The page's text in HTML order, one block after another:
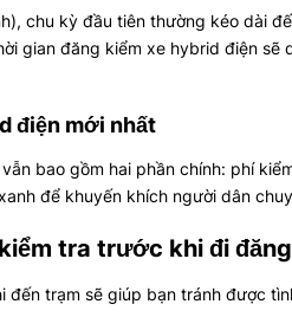
chu kỳ đầu tiên thường kéo dài
gian đăng kiểm xe hybrid điện
điện mới nhất
bao gồm hai phần chính: phí
để khuyến khích người dân
tra trước khi đi
trạm sẽ giúp bạn tránh được